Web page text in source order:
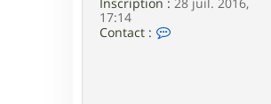
17:14
Contact :